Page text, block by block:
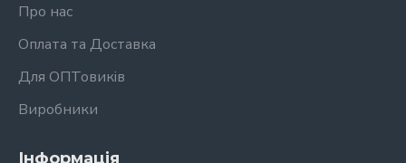
Про нас
Оплата та Доставка
Для ОПТовиків
Виробники
Інформація